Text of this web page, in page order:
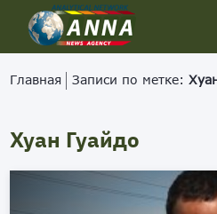
Главная Записи по метке:
Хуан Гуайдо